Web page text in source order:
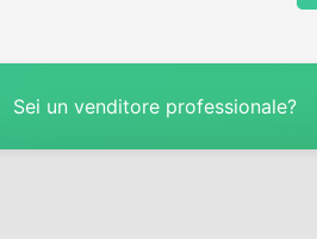
Sei un venditore professionale?